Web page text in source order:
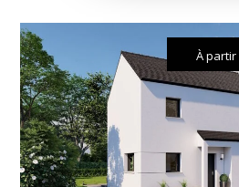
À partir